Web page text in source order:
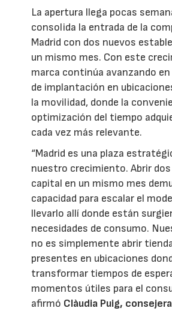
La apertura llega pocas
consolida la entrada de la
Madrid con dos nuevos
un mismo mes. Con este
marca continúa avanzando
de implantación en
la movilidad, donde la
optimización del tiempo
cada vez más relevante.
“Madrid es una plaza
nuestro crecimiento. Abrir
capital en un mismo mes
capacidad para escalar el
llevarlo allí donde están
necesidades de consumo.
no es simplemente abrir
presentes en ubicaciones
transformar tiempos de
momentos útiles para el
afirmó Clàudia Puig,